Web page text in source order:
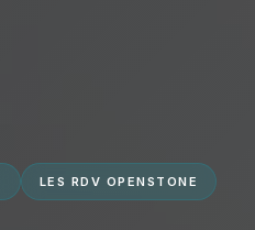
LES RDV OPENSTONE